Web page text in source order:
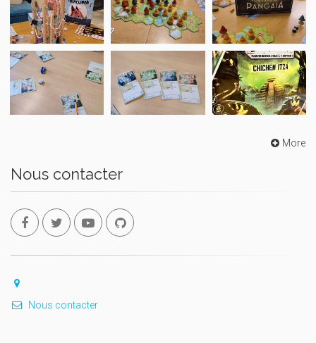
More
Nous contacter
Nous contacter